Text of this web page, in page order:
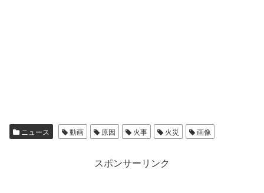
ニュース 動画 原因 火事 火災 画像
スポンサーリンク